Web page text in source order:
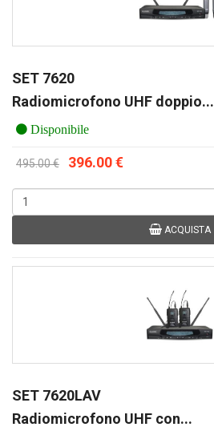
SET 7620
Radiomicrofono UHF doppio...
Disponibile
495.00 € 396.00 €
ACQUISTA
SET 7620LAV
Radiomicrofono UHF con...